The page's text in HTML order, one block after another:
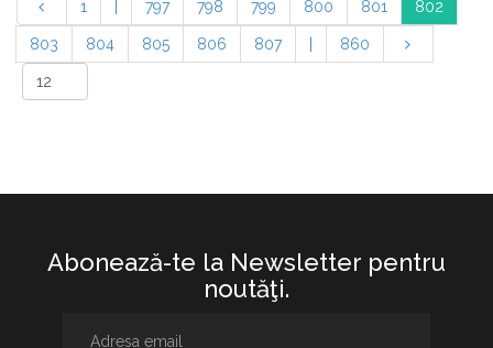
1 797 798 799 800 801 802
803 804 805 806 807 860
Abonează-te la Newsletter pentru
noutăţi.